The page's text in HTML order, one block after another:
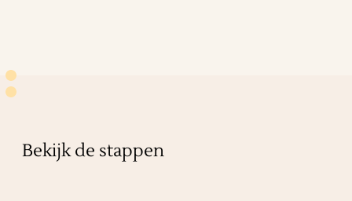
Bekijk de stappen